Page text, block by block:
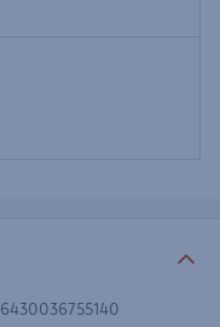
6430036755140